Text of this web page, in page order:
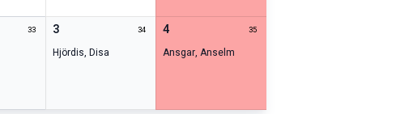
33 3 34
Hjördis, Disa
4 35
Ansgar,Anselm